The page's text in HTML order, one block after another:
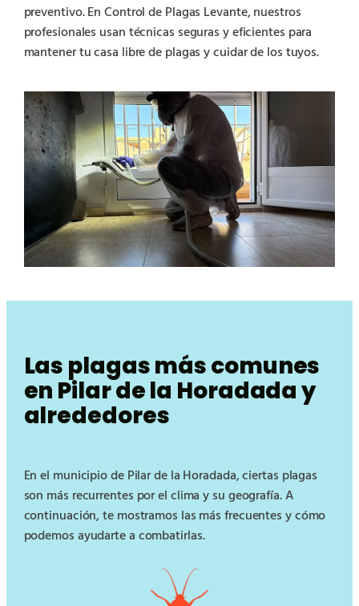
preventivo. En Control de Plagas Levante, nuestros
profesionales usan técnicas seguras y eficientes para
mantener tu casa libre de plagas y cuidar de los tuyos.
Las plagas más comunes
en Pilar de la Horadada y
alrededores
En el municipio de Pilar de la Horadada, ciertas plagas
son más recurrentes por el clima y su geografía. A
continuación, te mostramos las más frecuentes y cómo
podemos ayudarte a combatirlas.